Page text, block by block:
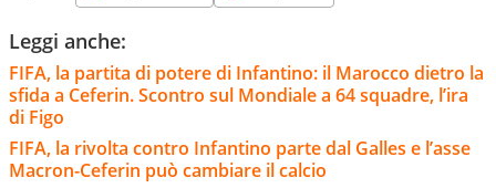
Leggi anche:
FIFA, la partita di potere di Infantino: il Marocco dietro la
sfida a Ceferin. Scontro sul Mondiale a 64 squadre, l’ira
di Figo
FIFA, la rivolta contro Infantino parte dal Galles e l’asse
Macron-Ceferin può cambiare il calcio